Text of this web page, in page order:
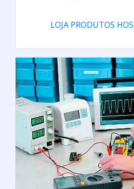
LOJA PRODUTOS